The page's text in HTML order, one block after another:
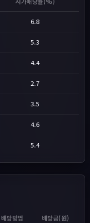
6.8
5.3
4.4
2.7
3.5
4.6
5.4
배당방법 배당금(원)